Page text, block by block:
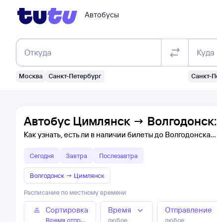
Автобусы
Откуда
Москва Санкт-Петербург
Куда
Санкт-
Автобус Цимлянск →
Как узнать, есть ли в наличии билеты до Волгодонска
Сегодня Завтра Послезавтра
Волгодонск → Цимлянск
Расписание по местному времени
Сортировка
Время отправления
Время
любое
Отправление
любое